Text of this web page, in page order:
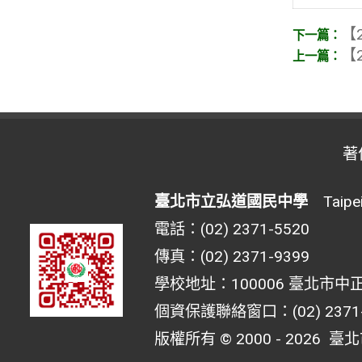
著
臺北市立弘道國民中學Taipei
電話：(02) 2371-5520
傳真：(02) 2371-9399
學校地址：100006 臺北市中
個資保護聯絡窗口：(02)
版權所有 © 2000 - 2026 臺